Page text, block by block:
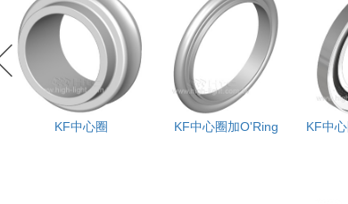
KF中心圈 KF中心圈加O'Ring
KF中